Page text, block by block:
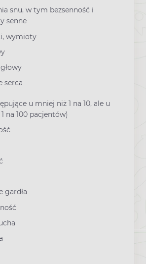
snu, w tym bezsenność i
senne
wymioty
serca
u mniej niż 1 na 10, ale u
na 100 pacjentów)
gardła